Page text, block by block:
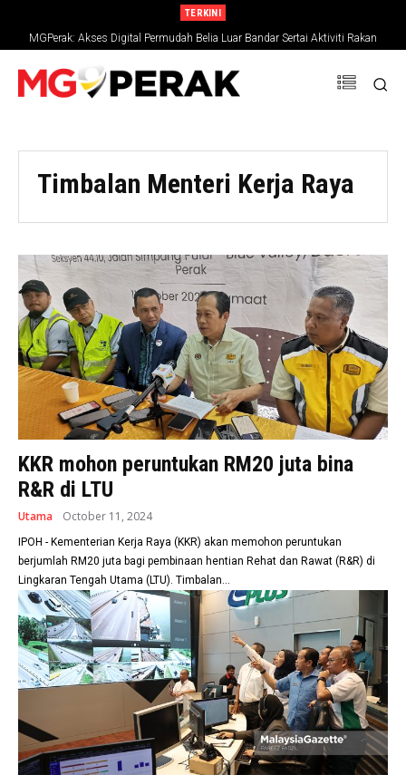
TERKINI
MGPerak: Akses Digital Permudah Belia Luar Bandar Sertai Aktiviti Rakan
Muda
Timbalan Menteri Kerja Raya
KKR mohon peruntukan RM20 juta bina
R&R di LTU
Utama October 11, 2024
IPOH - Kementerian Kerja Raya (KKR) akan memohon peruntukan
berjumlah RM20 juta bagi pembinaan hentian Rehat dan Rawat (R&R) di
Lingkaran Tengah Utama (LTU). Timbalan...